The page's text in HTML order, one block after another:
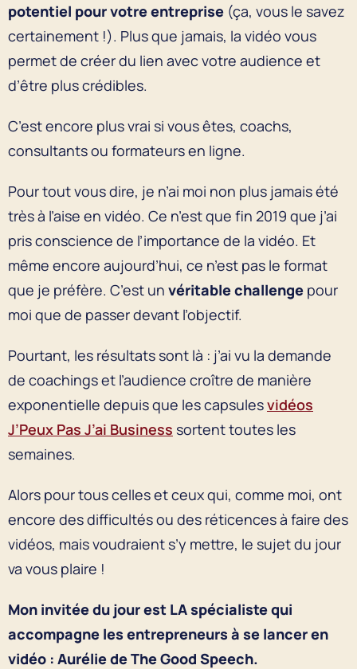
potentiel pour votre entreprise (ça, vous le savez
certainement !). Plus que jamais, la vidéo vous
permet de créer du lien avec votre audience et
d’être plus crédibles.
C’est encore plus vrai si vous êtes, coachs,
consultants ou formateurs en ligne.
Pour tout vous dire, je n’ai moi non plus jamais été
très à l’aise en vidéo. Ce n’est que fin 2019 que j’ai
pris conscience de l’importance de la vidéo. Et
même encore aujourd’hui, ce n’est pas le format
que je préfère. C’est un véritable challenge pour
moi que de passer devant l’objectif.
Pourtant, les résultats sont là : j’ai vu la demande
de coachings et l’audience croître de manière
exponentielle depuis que les capsulesvidéos
J’Peux Pas J’ai Business sortent toutes les
semaines.
Alors pour tous celles et ceux qui, comme moi, ont
encore des difficultés ou des réticences à faire des
vidéos, mais voudraient s’y mettre, le sujet du jour
va vous plaire !
Mon invitée du jour est LA spécialiste qui
accompagne les entrepreneurs à se lancer en
vidéo : Aurélie de The Good Speech.